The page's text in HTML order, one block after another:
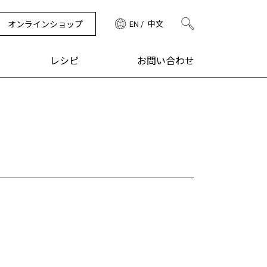
オンラインショップ EN 中文
レシピ お問い合わせ